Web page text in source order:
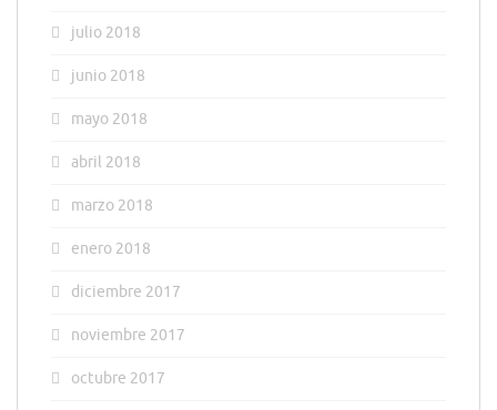
julio 2018
junio 2018
mayo 2018
abril 2018
marzo 2018
enero 2018
diciembre 2017
noviembre 2017
octubre 2017